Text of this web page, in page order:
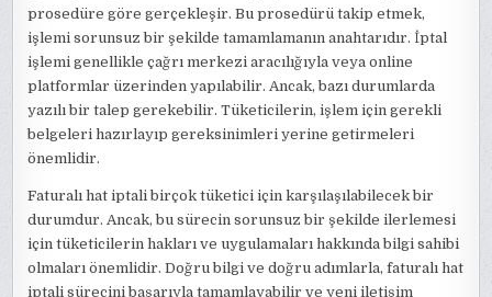
prosedüre göre gerçekleşir. Bu prosedürü takip etmek,
işlemi sorunsuz bir şekilde tamamlamanın anahtarıdır. İptal
işlemi genellikle çağrı merkezi aracılığıyla veya online
platformlar üzerinden yapılabilir. Ancak, bazı durumlarda
yazılı bir talep gerekebilir. Tüketicilerin, işlem için gerekli
belgeleri hazırlayıp gereksinimleri yerine getirmeleri
önemlidir.
Faturalı hat iptali birçok tüketici için karşılaşılabilecek bir
durumdur. Ancak, bu sürecin sorunsuz bir şekilde ilerlemesi
için tüketicilerin hakları ve uygulamaları hakkında bilgi sahibi
olmaları önemlidir. Doğru bilgi ve doğru adımlarla, faturalı hat
iptali sürecini başarıyla tamamlayabilir ve yeni iletişim